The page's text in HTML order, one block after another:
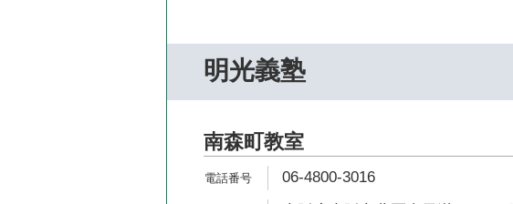
明光義塾
南森町教室
06-4800-3016